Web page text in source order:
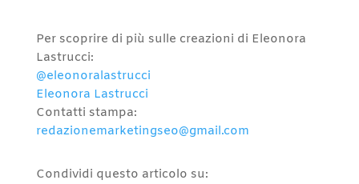
Per scoprire di più sulle creazioni di Eleonora
Lastrucci:
@eleonoralastrucci
Eleonora Lastrucci
Contatti stampa:
redazionemarketingseo@gmail.com
Condividi questo articolo su: